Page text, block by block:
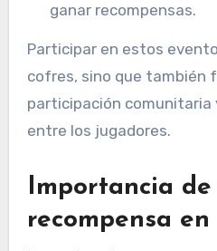
ganar recompensas.
Participar en estos
cofres, sino que también
participación comunitaria
entre los jugadores.
Importancia
recompensa